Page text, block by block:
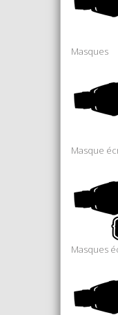
Masques
Masque
Masques